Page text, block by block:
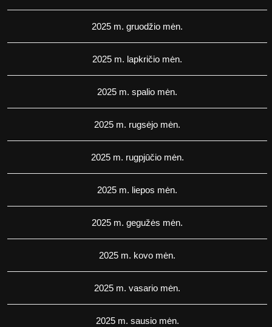
2025 m. gruodžio mėn.
2025 m. lapkričio mėn.
2025 m. spalio mėn.
2025 m. rugsėjo mėn.
2025 m. rugpjūčio mėn.
2025 m. liepos mėn.
2025 m. gegužės mėn.
2025 m. kovo mėn.
2025 m. vasario mėn.
2025 m. sausio mėn.